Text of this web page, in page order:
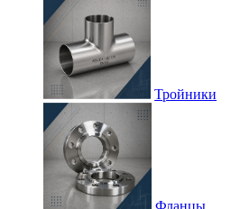
Тройники
Фланцы